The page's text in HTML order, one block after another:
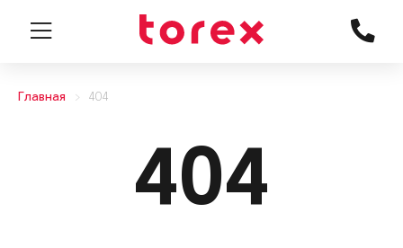
Главная 404
404